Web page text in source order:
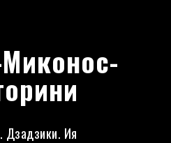
Дзадзики. Ия